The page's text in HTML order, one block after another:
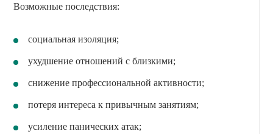
Возможные последствия:
социальная изоляция;
ухудшение отношений с близкими;
снижение профессиональной активности;
потеря интереса к привычным занятиям;
усиление панических атак;